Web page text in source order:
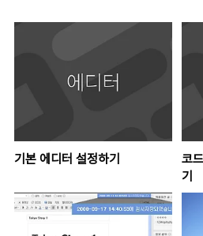
기본 에디터 설정하기
코
기